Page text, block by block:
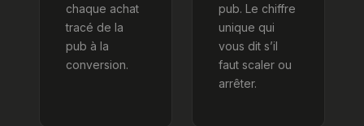
chaque achat
tracé de la
pub à la
conversion.
pub. Le chiffre
unique qui
vous dit s’il
faut scaler ou
arrêter.